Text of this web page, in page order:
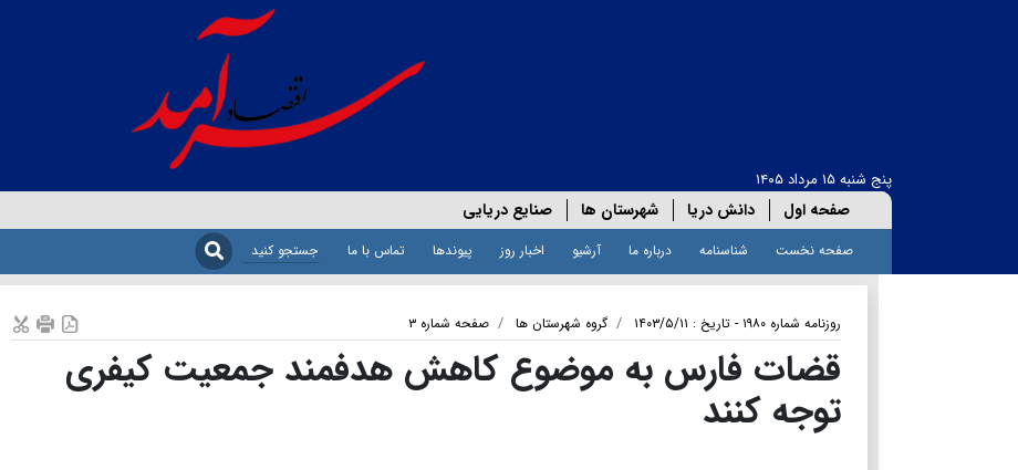
پنج شنبه ۱۵ مرداد ۱۴۰۵
صفحه اول دانش دریا شهرستان ها صنایع دریایی
صفحه نخست شناسنامه درباره ما آرشیو اخبار روز پیوندها تماس با ما
روزنامه شماره ۱۹۸۰ - تاریخ : ۱۴۰۳/۵/۱۱ گروه شهرستان ها صفحه شماره ۳
قضات فارس به موضوع کاهش هدفمند جمعیت کیفری
توجه کنند